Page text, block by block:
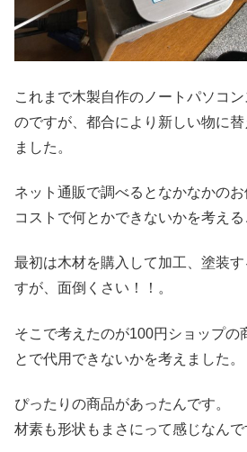
これまで木製自作のノートパソコ
のですが、都合により新しい物に
ました。
ネット通販で調べるとなかなかの
コストで何とかできないかを考える
最初は木材を購入して加工、塗装
すが、面倒くさい！！。
そこで考えたのが100円ショップの
とで代用できないかを考えました。
ぴったりの商品があったんです。
材素も形状もまさにって感じなんで